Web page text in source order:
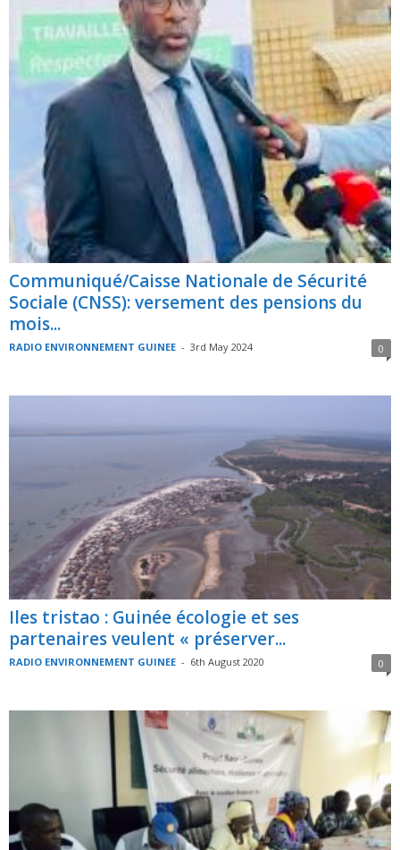
Communiqué/Caisse Nationale de Sécurité
Sociale (CNSS): versement des pensions du
mois...
RADIO ENVIRONNEMENT GUINEE - 3rd May 2024 0
Iles tristao : Guinée écologie et ses
partenaires veulent « préserver...
RADIO ENVIRONNEMENT GUINEE - 6th August 2020 0